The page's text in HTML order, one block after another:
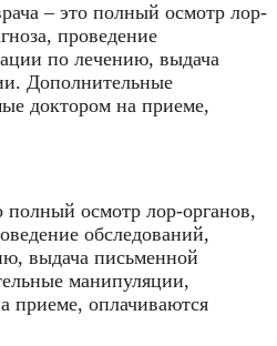
– это полный осмотр лор-
проведение
по лечению, выдача
Дополнительные
доктором на приеме,
осмотр лор-органов,
обследований,
выдача письменной
манипуляции,
приеме, оплачиваются